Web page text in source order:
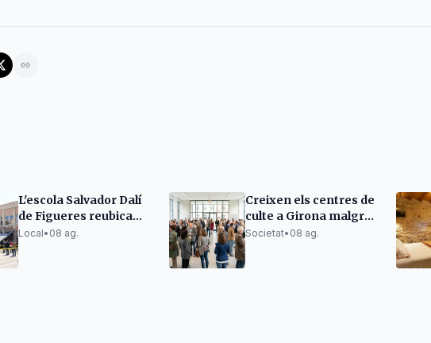
L'escola Salvador Dalí
de Figueres reubica
els alumnes per
Local• 08 ag.
Creixen els centres de
culte a Girona malgrat
la tendència a la baixa
Societat• 08 ag.